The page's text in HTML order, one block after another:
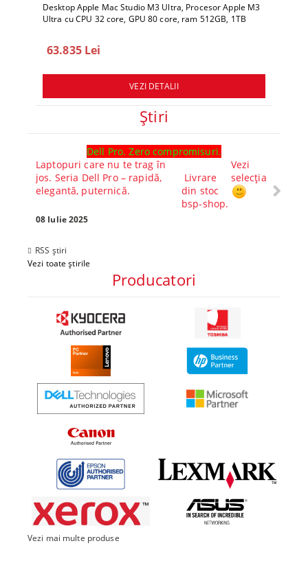
Desktop Apple Mac Studio M3 Ultra, Procesor Apple M3
Ultra cu CPU 32 core, GPU 80 core, ram 512GB, 1TB
63.835 Lei
VEZI DETALII
Ştiri
Dell Pro. Zero compromisuri.
Laptopuri care nu te trag în
jos. Seria Dell Pro – rapidă,
elegantă, puternică.
Livrare
din stoc
bsp-shop.
Vezi
selecția
08 Iulie 2025
RSS știri
Vezi toate știrile
Producatori
Vezi mai multe produse